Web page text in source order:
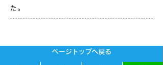
た。
ページトップへ戻る